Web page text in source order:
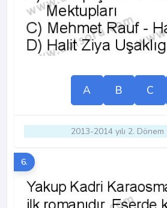
A B C
2013-2014 yılı 2.
6.